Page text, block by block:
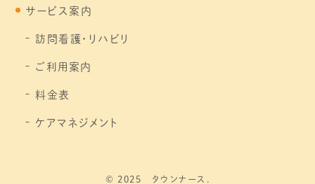
サービス案内
訪問看護・リハビリ
ご利用案内
料金表
ケアマネジメント
© 2025 タウンナース.